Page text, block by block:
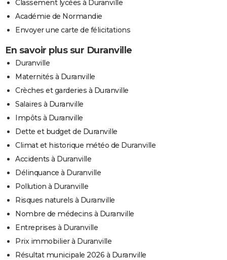
Classement lycées à Duranville
Académie de Normandie
Envoyer une carte de félicitations
En savoir plus sur Duranville
Duranville
Maternités à Duranville
Crèches et garderies à Duranville
Salaires à Duranville
Impôts à Duranville
Dette et budget de Duranville
Climat et historique météo de Duranville
Accidents à Duranville
Délinquance à Duranville
Pollution à Duranville
Risques naturels à Duranville
Nombre de médecins à Duranville
Entreprises à Duranville
Prix immobilier à Duranville
Résultat municipale 2026 à Duranville